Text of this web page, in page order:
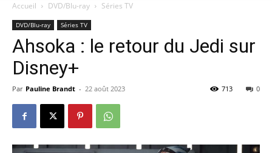
Accueil DVD/Blu-ray Séries TV
DVD/Blu-ray Séries TV
Ahsoka : le retour du Jedi sur
Disney+
Par Pauline Brandt - 22 août 2023 0
713